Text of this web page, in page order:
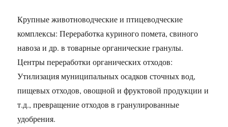
Крупные животноводческие и птицеводческие
комплексы: Переработка куриного помета, свиного
навоза и др. в товарные органические гранулы.
Центры переработки органических отходов:
Утилизация муниципальных осадков сточных вод,
пищевых отходов, овощной и фруктовой продукции и
т.д., превращение отходов в гранулированные
удобрения.